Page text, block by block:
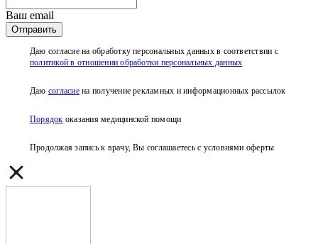
Ваш email
Отправить
Даю согласие на обработку персональных данных в соответствии с
политикой в отношении обработки персональных данных
Даю согласиена получение рекламных и информационных рассылок
Порядок оказания медицинской помощи
Продолжая запись к врачу, Вы соглашаетесь с условиями оферты